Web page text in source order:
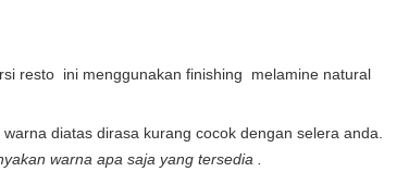
resto ini menggunakan finishing melamine natural
diatas dirasa kurang cocok dengan selera anda.
warna apa saja yang tersedia .